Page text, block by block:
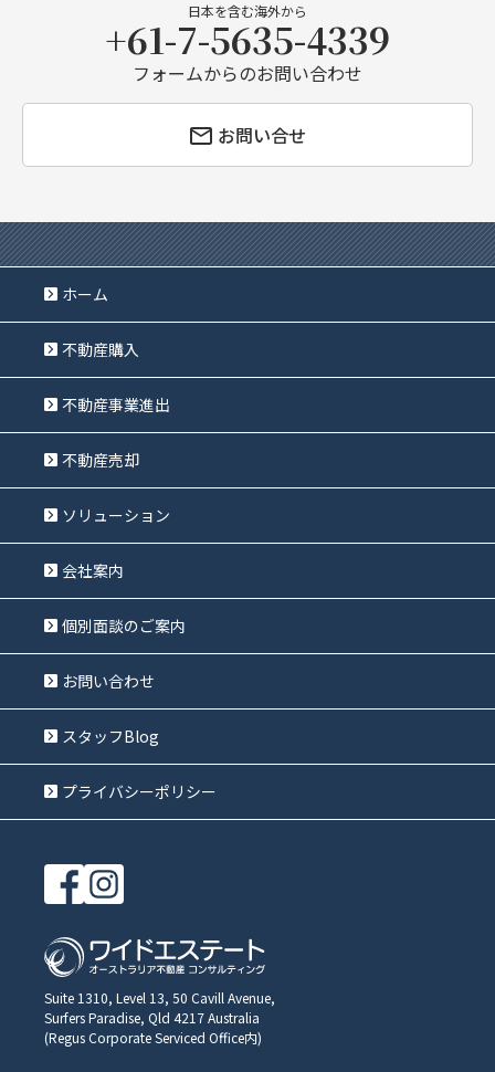
日本を含む海外から
+61-7-5635-4339
フォームからのお問い合わせ
お問い合せ
ホーム
不動産購入
不動産事業進出
不動産売却
ソリューション
会社案内
個別面談のご案内
お問い合わせ
スタッフBlog
プライバシーポリシー
Suite 1310, Level 13, 50 Cavill Avenue,
Surfers Paradise, Qld 4217 Australia
(Regus Corporate Serviced Office内)